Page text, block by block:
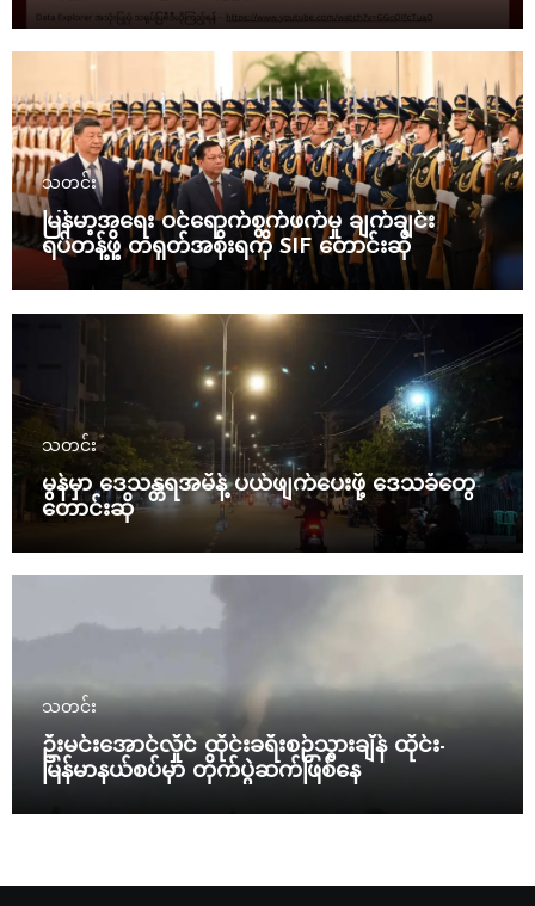
သတင်း
မြန်မာ့အရေး ဝင်ရောက်စွက်ဖက်မှု ချက်ချင်း
ရပ်တန့်ဖို့ တရုတ်အစိုးရကို SIF တောင်းဆို
သတင်း
မွန်မှာ ဒေသန္တရအမိန့် ပယ်ဖျက်ပေးဖို့ ဒေသခံတွေ
တောင်းဆို
သတင်း
ဦးမင်းအောင်လှိုင် ထိုင်းခရီးစဉ်သွားချိန် ထိုင်း-
မြန်မာနယ်စပ်မှာ တိုက်ပွဲဆက်ဖြစ်နေ